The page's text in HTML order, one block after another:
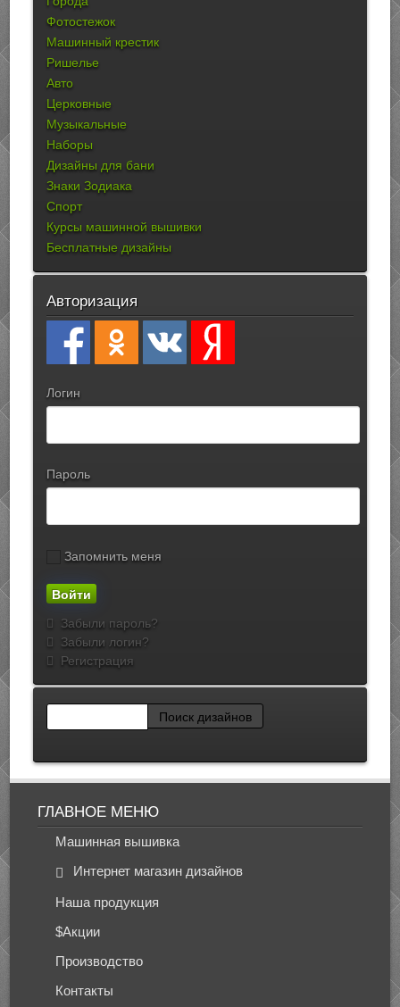
Фотостежок
Машинный крестик
Ришелье
Авто
Церковные
Музыкальные
Наборы
Дизайны для бани
Знаки Зодиака
Спорт
Курсы машинной вышивки
Бесплатные дизайны
Авторизация
Логин
Пароль
Запомнить меня
Забыли пароль?
Забыли логин?
Регистрация
ГЛАВНОЕ МЕНЮ
Машинная вышивка
Интернет магазин дизайнов
Наша продукция
$Акции
Производство
Контакты